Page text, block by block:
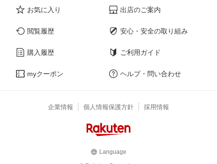
お気に入り
閲覧履歴
購入履歴
myクーポン
出店のご案内
安心・安全の取り組み
ご利用ガイド
ヘルプ・問い合わせ
企業情報 個人情報保護方針 採用情報
Language